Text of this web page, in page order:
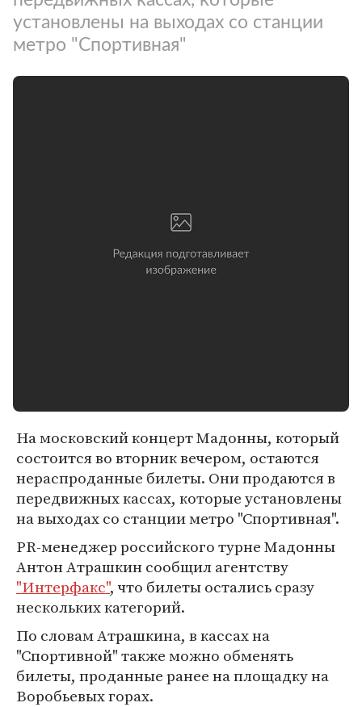
установлены на выходах со станции
метро "Спортивная"
На московский концерт Мадонны, который
состоится во вторник вечером, остаются
нераспроданные билеты. Они продаются в
передвижных кассах, которые установлены
на выходах со станции метро "Спортивная".
PR-менеджер российского турне Мадонны
Антон Атрашкин сообщил агентству
"Интерфакс", что билеты остались сразу
нескольких категорий.
По словам Атрашкина, в кассах на
"Спортивной" также можно обменять
билеты, проданные ранее на площадку на
Воробьевых горах.